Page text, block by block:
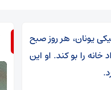
شهر بزرگ تسالونیکی یونان، هر روز صبح
را بو کند. او این